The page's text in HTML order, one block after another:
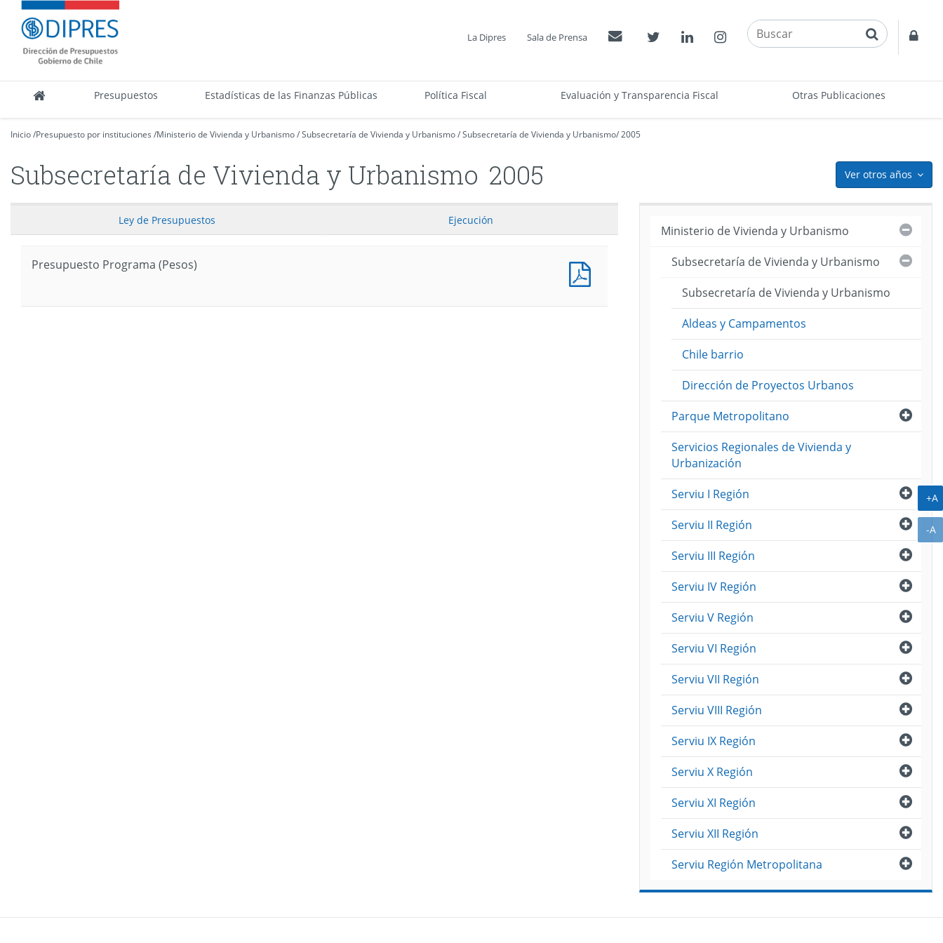
Contenido
principalDIPRES
-
Dirección
de
Presupuestos Estadísticas de las Finanzas Públicas Política Fiscal Evaluación y Transparencia Fiscal Otras Publicaciones
La Dipres Sala de Prensa Contactos Twitter LinkedinInstagram buscar
Inicio/Presupuesto por instituciones /Ministerio de Vivienda y Urbanismo/Subsecretaría de Vivienda y Urbanismo/Subsecretaría de Vivienda y Urbanismo/2005
Ver otros años
Subsecretaría de Vivienda y Urbanismo 2005
Ley de Presupuestos Ejecución
Presupuesto Programa (Pesos)
Ministerio de Vivienda y Urbanismo
Subsecretaría de Vivienda y Urbanismo
Subsecretaría de Vivienda y Urbanismo
Aldeas y Campamentos
Chile barrio
Dirección de Proyectos Urbanos
Abrir
Parque Metropolitano
Servicios Regionales de Vivienda y
Urbanización
Abrir
Serviu I Región
Abrir
Serviu II Región
Abrir
Serviu III Región
Abrir
Serviu IV Región
Abrir
Serviu V Región
Abrir
Serviu VI Región
Abrir
Serviu VII Región
Abrir
Serviu VIII Región
Abrir
Serviu IX Región
Abrir
Serviu X Región
Abrir
Serviu XI Región
Abrir
Serviu XII Región
Abrir
Serviu Región Metropolitana
+A
-A